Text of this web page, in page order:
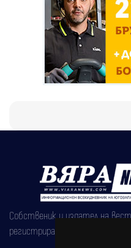
Собственик и издател на
регистрирана на 08.05.2002